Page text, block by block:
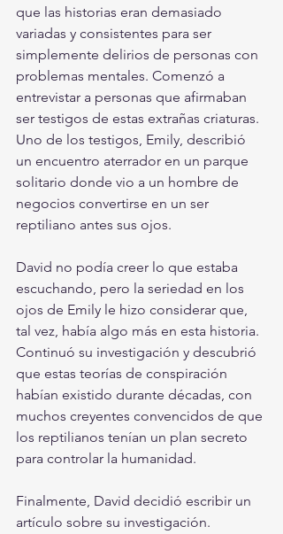
que las historias eran demasiado
variadas y consistentes para ser
simplemente delirios de personas con
problemas mentales. Comenzó a
entrevistar a personas que afirmaban
ser testigos de estas extrañas criaturas.
Uno de los testigos, Emily, describió
un encuentro aterrador en un parque
solitario donde vio a un hombre de
negocios convertirse en un ser
reptiliano antes sus ojos.
David no podía creer lo que estaba
escuchando, pero la seriedad en los
ojos de Emily le hizo considerar que,
tal vez, había algo más en esta historia.
Continuó su investigación y descubrió
que estas teorías de conspiración
habían existido durante décadas, con
muchos creyentes convencidos de que
los reptilianos tenían un plan secreto
para controlar la humanidad.
Finalmente, David decidió escribir un
artículo sobre su investigación.